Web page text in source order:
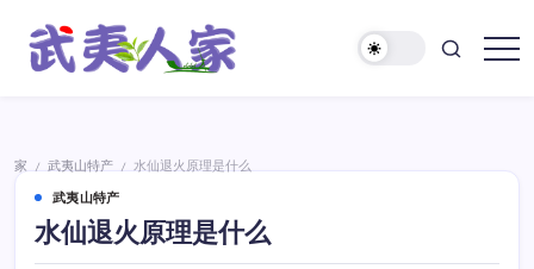
家
家 / 武夷山特产 /
水仙退火原理是什么
武夷山特产
水仙退火原理是什么